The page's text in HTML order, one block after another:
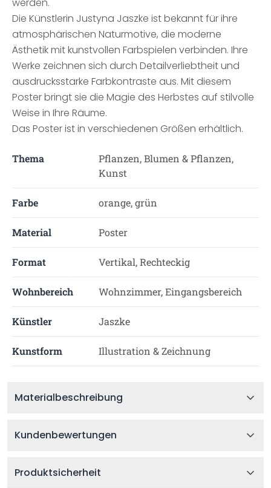
Die Künstlerin Justyna Jaszke ist bekannt für ihre
atmosphärischen Naturmotive, die moderne
Ästhetik mit kunstvollen Farbspielen verbinden. Ihre
Werke zeichnen sich durch Detailverliebtheit und
ausdrucksstarke Farbkontraste aus. Mit diesem
Poster bringt sie die Magie des Herbstes auf stilvolle
Weise in Ihre Räume.
Das Poster ist in verschiedenen Größen erhältlich.
Thema
Pflanzen, Blumen & Pflanzen,
Kunst
Farbe orange, grün
Material Poster
Format Vertikal, Rechteckig
Wohnbereich Wohnzimmer, Eingangsbereich
Künstler Jaszke
Kunstform Illustration & Zeichnung
Materialbeschreibung
Kundenbewertungen
Produktsicherheit